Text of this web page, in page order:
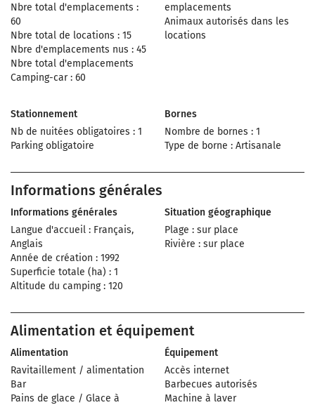
Nbre total d'emplacements :
60
Nbre total de locations : 15
Nbre d'emplacements nus : 45
Nbre total d'emplacements
Camping-car : 60
emplacements
Animaux autorisés dans les
locations
Stationnement
Nb de nuitées obligatoires : 1
Parking obligatoire
Bornes
Nombre de bornes : 1
Type de borne : Artisanale
Informations générales
Informations générales
Langue d'accueil : Français,
Anglais
Année de création : 1992
Superficie totale (ha) : 1
Altitude du camping : 120
Situation géographique
Plage : sur place
Rivière : sur place
Alimentation et équipement
Alimentation
Ravitaillement / alimentation
Bar
Pains de glace / Glace à
Équipement
Accès internet
Barbecues autorisés
Machine à laver